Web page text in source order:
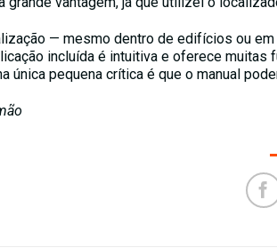
— mesmo dentro de edifícios ou
incluída é intuitiva e oferece
única pequena crítica é que o manual